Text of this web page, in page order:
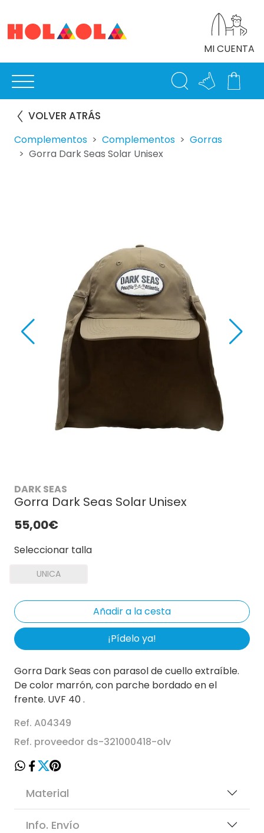
MI CUENTA
VOLVER ATRÁS
Complementos Complementos
Gorras
Gorra Dark Seas Solar Unisex
DARK SEAS
Gorra Dark Seas Solar Unisex
55,00€
Seleccionar talla
UNICA
¡Pídelo ya!
Gorra Dark Seas con parasol de cuello extraíble.
De color marrón, con parche bordado en el
frente. UVF 40 .
Ref. A04349
Ref. proveedor ds-321000418-olv
Material
Info. Envío